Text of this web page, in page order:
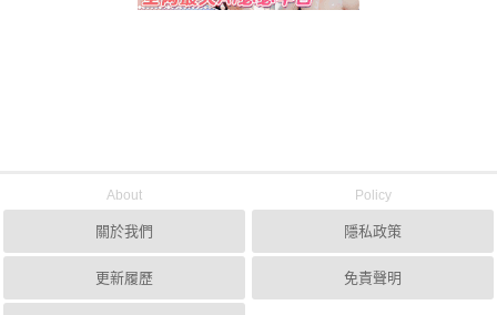
About
關於我們
更新履歷
Policy
隱私政策
免責聲明